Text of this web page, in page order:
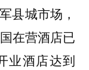
县城市场，
在营酒店已
业酒店达到